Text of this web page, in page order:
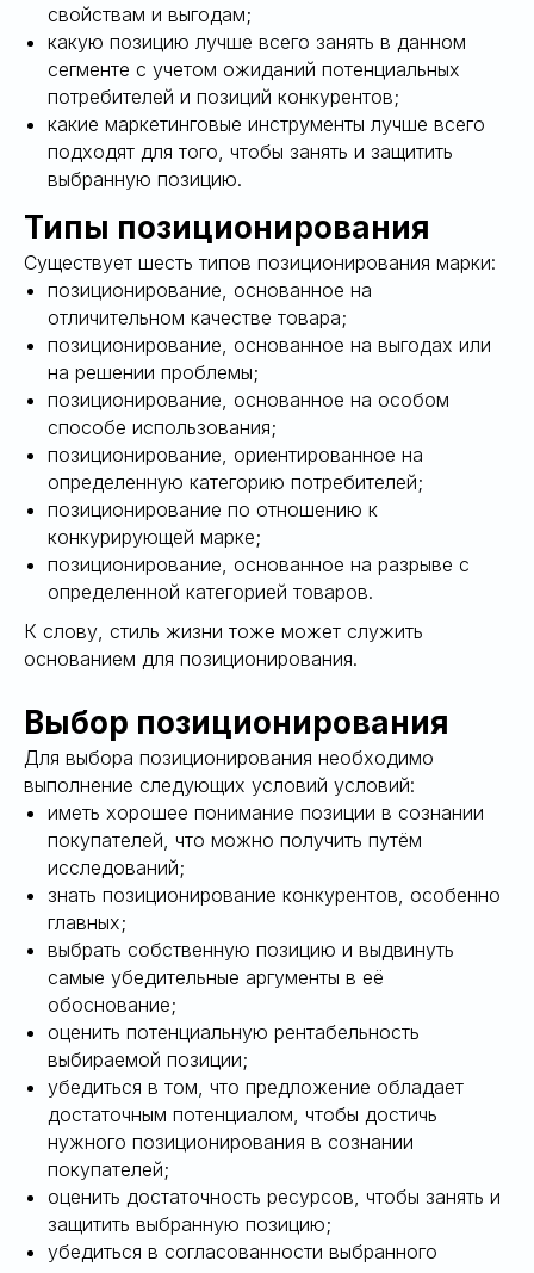
свойствам и выгодам;
какую позицию лучше всего занять в данном
сегменте с учетом ожиданий потенциальных
потребителей и позиций конкурентов;
какие маркетинговые инструменты лучше всего
подходят для того, чтобы занять и защитить
выбранную позицию.
Типы позиционирования
Существует шесть типов позиционирования марки:
позиционирование, основанное на
отличительном качестве товара;
позиционирование, основанное на выгодах или
на решении проблемы;
позиционирование, основанное на особом
способе использования;
позиционирование, ориентированное на
определенную категорию потребителей;
позиционирование по отношению к
конкурирующей марке;
позиционирование, основанное на разрыве с
определенной категорией товаров.
К слову, стиль жизни тоже может служить
основанием для позиционирования.
Выбор позиционирования
Для выбора позиционирования необходимо
выполнение следующих условий условий:
иметь хорошее понимание позиции в сознании
покупателей, что можно получить путём
исследований;
знать позиционирование конкурентов, особенно
главных;
выбрать собственную позицию и выдвинуть
самые убедительные аргументы в её
обоснование;
оценить потенциальную рентабельность
выбираемой позиции;
убедиться в том, что предложение обладает
достаточным потенциалом, чтобы достичь
нужного позиционирования в сознании
покупателей;
оценить достаточность ресурсов, чтобы занять и
защитить выбранную позицию;
убедиться в согласованности выбранного